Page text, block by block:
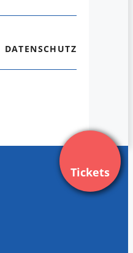
Tickets
DATENSCHUTZ